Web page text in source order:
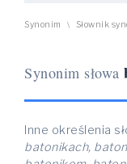
Synonim \ Słownik
Synonim słowa
Inne określenia
batonikach,